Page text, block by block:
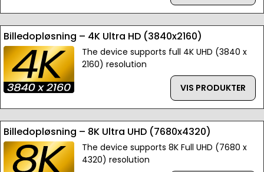
Billedopløsning – 4K Ultra HD (3840x2160)
The device supports full 4K UHD (3840 x
2160) resolution
VIS PRODUKTER
Billedopløsning – 8K Ultra UHD (7680x4320)
The device supports 8K Full UHD (7680 x
4320) resolution